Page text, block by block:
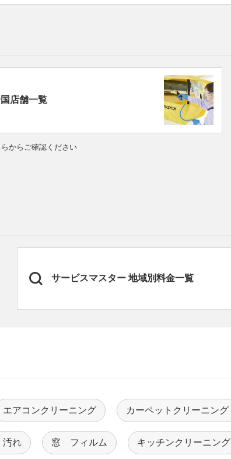
店舗一覧
からご確認ください
サービスマスター 地域別料金一覧
エアコンクリーニング カーペットクリーニング
れ 窓 フィルム キッチンクリーニング